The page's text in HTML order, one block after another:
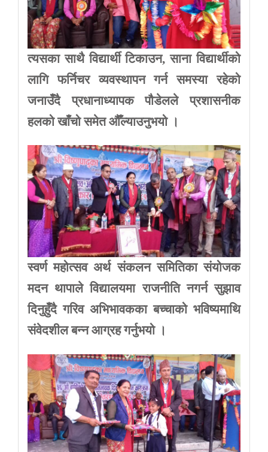
त्यसका साथै विद्यार्थी टिकाउन, साना विद्यार्थीको
लागि फर्निचर व्यवस्थापन गर्न समस्या रहेको
जनाउँदै प्रधानाध्यापक पौडेलले प्रशासनीक
हलको खाँचो समेत औँल्याउनुभयो ।
स्वर्ण महोत्सव अर्थ संकलन समितिका संयोजक
मदन थापाले विद्यालयमा राजनीति नगर्न सुझाव
दिनुहुँदै गरिव अभिभावकका बच्चाको भविष्यमाथि
संवेदशील बन्न आग्रह गर्नुभयो ।